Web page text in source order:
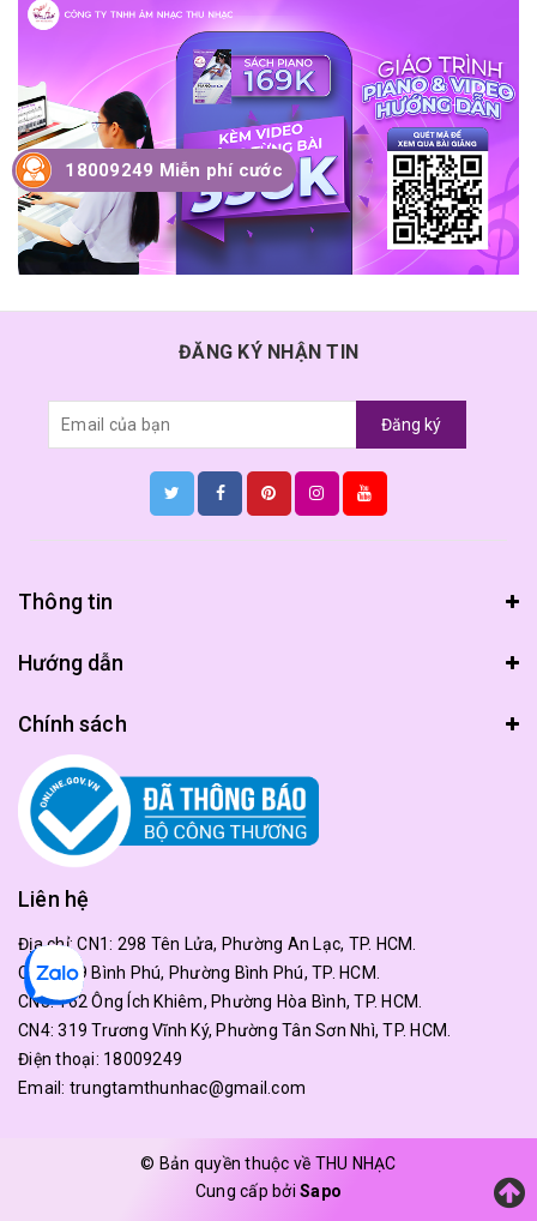
ĐĂNG KÝ NHẬN TIN
Đăng ký
Thông tin
Hướng dẫn
Chính sách
Liên hệ
Địa chỉ:CN1: 298 Tên Lửa, Phường An Lạc, TP. HCM.
CN2: 179 Bình Phú, Phường Bình Phú, TP. HCM.
CN3: 162 Ông Ích Khiêm, Phường Hòa Bình, TP. HCM.
CN4: 319 Trương Vĩnh Ký, Phường Tân Sơn Nhì, TP. HCM.
Điện thoại: 18009249
Email: trungtamthunhac@gmail.com
© Bản quyền thuộc về THU NHẠC
Cung cấp bởiSapo
18009249 Miễn phí cước